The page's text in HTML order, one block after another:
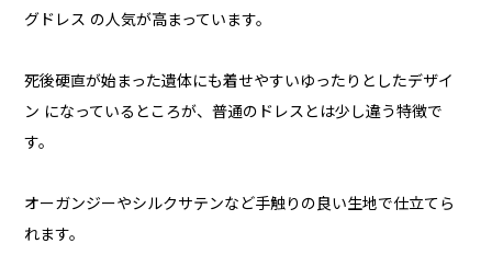
グドレス の人気が高まっています。
死後硬直が始まった遺体にも着せやすいゆったりとしたデザイ
ン になっているところが、普通のドレスとは少し違う特徴で
す。
オーガンジーやシルクサテンなど手触りの良い生地で仕立てら
れます。